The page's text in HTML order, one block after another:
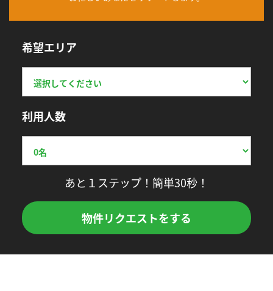
希望エリア
利用人数
あと１ステップ！簡単30秒！
物件リクエストをする